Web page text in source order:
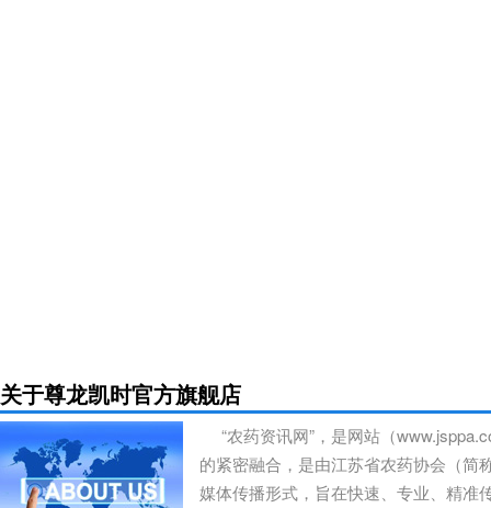
关于尊龙凯时官方旗舰店
“农药资讯网”，是网站（
的紧密融合，是由江苏省农药协会（简
媒体传播形式，旨在快速、专业、精准